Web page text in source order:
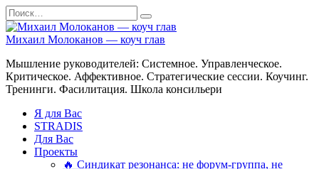
Перейти
к
содержанию
Search
for:
Михаил Молоканов — коуч глав
Мышление руководителей: Системное. Управленческое.
Критическое. Аффективное. Стратегические сессии. Коучинг.
Тренинги. Фасилитация. Школа консильери
Я для Вас
STRADIS
Для Вас
Проекты
🔥 Синдикат резонанса: не форум-группа, не